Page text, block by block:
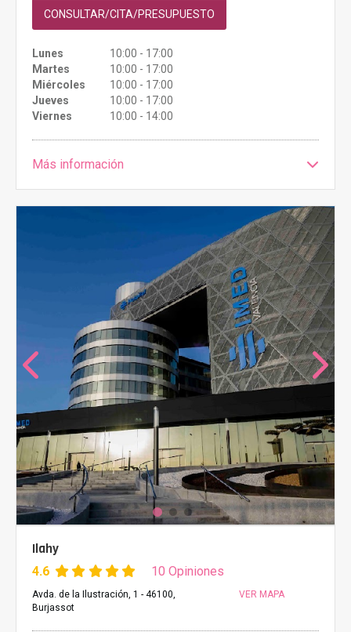
CONSULTAR/CITA/PRESUPUESTO
Lunes
10:00 - 17:00
Martes
10:00 - 17:00
Miércoles
10:00 - 17:00
Jueves
10:00 - 17:00
Viernes
10:00 - 14:00
Más información
Ilahy
4.6 10 Opiniones
Avda. de la Ilustración, 1 - 46100,
Burjassot
VER MAPA